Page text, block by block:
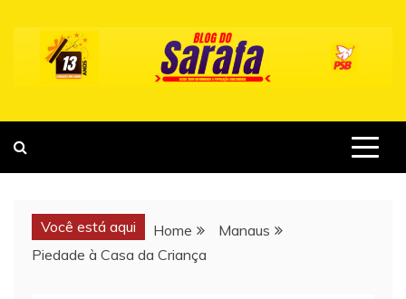
content
Você está aqui Home
Manaus
Piedade à Casa da Criança